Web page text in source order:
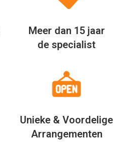
Meer dan 15 jaar
de specialist
Unieke & Voordelige
Arrangementen